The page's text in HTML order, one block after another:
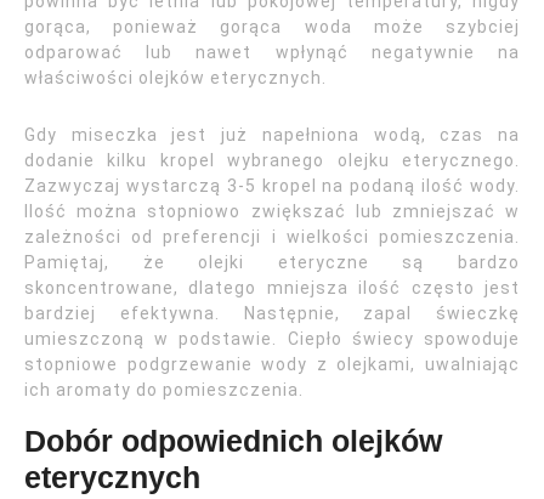
gorąca, ponieważ gorąca woda może szybciej
odparować lub nawet wpłynąć negatywnie na
właściwości olejków eterycznych.
Gdy miseczka jest już napełniona wodą, czas na
dodanie kilku kropel wybranego olejku eterycznego.
Zazwyczaj wystarczą 3-5 kropel na podaną ilość wody.
Ilość można stopniowo zwiększać lub zmniejszać w
zależności od preferencji i wielkości pomieszczenia.
Pamiętaj, że olejki eteryczne są bardzo
skoncentrowane, dlatego mniejsza ilość często jest
bardziej efektywna. Następnie, zapal świeczkę
umieszczoną w podstawie. Ciepło świecy spowoduje
stopniowe podgrzewanie wody z olejkami, uwalniając
ich aromaty do pomieszczenia.
Dobór odpowiednich olejków
eterycznych